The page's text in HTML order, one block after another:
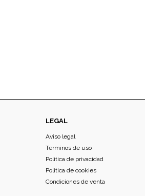
LEGAL
Aviso legal
Terminos de uso
Politica de privacidad
Politica de cookies
Condiciones de venta